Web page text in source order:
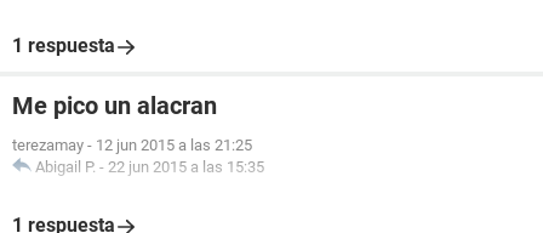
1 respuesta
Me pico un alacran
terezamay - 12 jun 2015 a las 21:25
Abigail P. - 22 jun 2015 a las 15:35
1 respuesta